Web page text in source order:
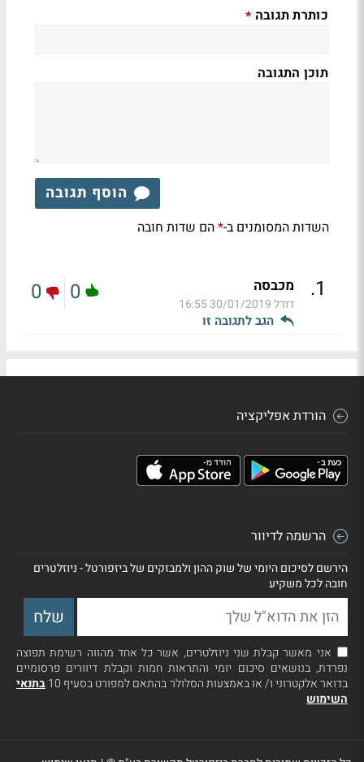
כותרת תגובה *
תוכן התגובה
הוסף תגובה
השדות המסומנים ב-*הם שדות חובה
1
. מכבסה
דודל30/01/2019 16:55
הגב לתגובה זו
0
0
הורדת אפליקציה
הרשמה לדיוור
הירשם לסיכום היומי של שוק ההון ולמבזקים של ביזפורטל - ניוזלטרים
חובה לכל משקיע
אני מאשר קבלת שני ניוזלטרים, אשר כל אחד מהווה רשימת תפוצה
נפרדת, בנושאים סיכום יומי והתראות חמות וקבלת דיוורים פרסומיים
בדואר אלקטרוני ו/ או באמצעות הסלולר בהתאם למפורט בסעיף 10
בתנאי
השימוש